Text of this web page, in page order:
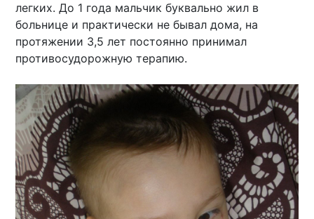
легких. До 1 года мальчик буквально жил в
больнице и практически не бывал дома, на
протяжении 3,5 лет постоянно принимал
противосудорожную терапию.